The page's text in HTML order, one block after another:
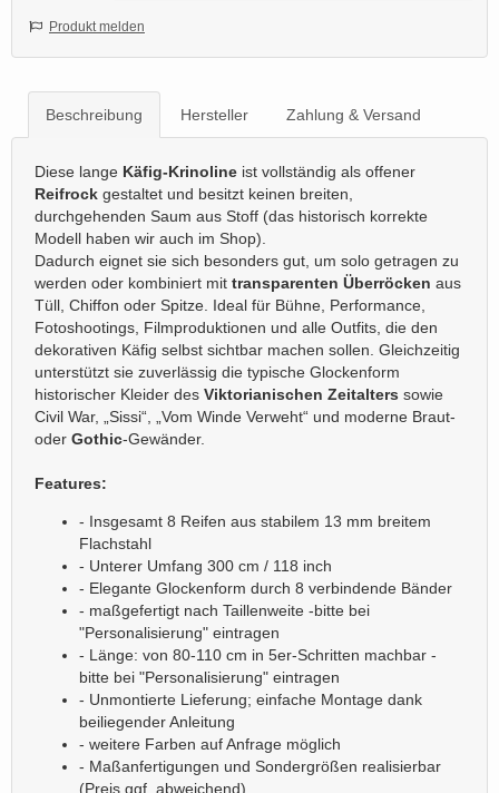
Produkt melden
Beschreibung Hersteller Zahlung & Versand
Diese lange Käfig-Krinoline ist vollständig als offener
Reifrock gestaltet und besitzt keinen breiten,
durchgehenden Saum aus Stoff (das historisch korrekte
Modell haben wir auch im Shop).
Dadurch eignet sie sich besonders gut, um solo getragen zu
werden oder kombiniert mit transparenten Überröcken aus
Tüll, Chiffon oder Spitze. Ideal für Bühne, Performance,
Fotoshootings, Filmproduktionen und alle Outfits, die den
dekorativen Käfig selbst sichtbar machen sollen. Gleichzeitig
unterstützt sie zuverlässig die typische Glockenform
historischer Kleider des Viktorianischen Zeitalters sowie
Civil War, „Sissi“, „Vom Winde Verweht“ und moderne Braut-
oder Gothic-Gewänder.
Features:
- Insgesamt 8 Reifen aus stabilem 13 mm breitem
Flachstahl
- Unterer Umfang 300 cm / 118 inch
- Elegante Glockenform durch 8 verbindende Bänder
- maßgefertigt nach Taillenweite -bitte bei
"Personalisierung" eintragen
- Länge: von 80-110 cm in 5er-Schritten machbar -
bitte bei "Personalisierung" eintragen
- Unmontierte Lieferung; einfache Montage dank
beiliegender Anleitung
- weitere Farben auf Anfrage möglich
- Maßanfertigungen und Sondergrößen realisierbar
(Preis ggf. abweichend)